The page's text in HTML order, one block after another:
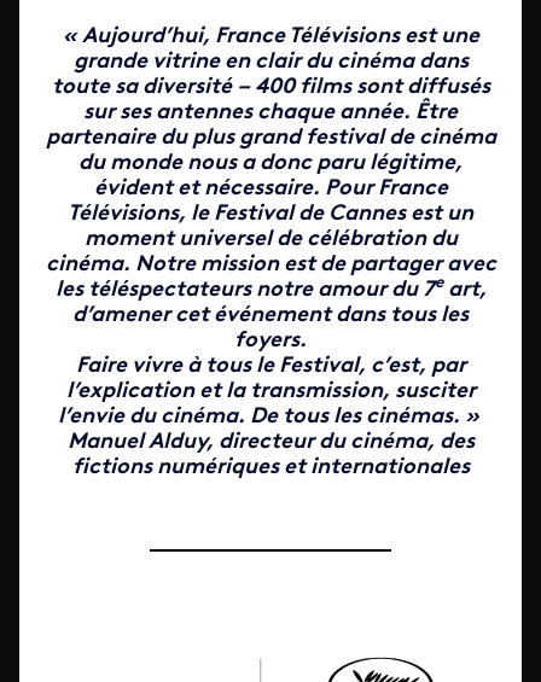
« Aujourd’hui, France Télévisions est une
grande vitrine en clair du cinéma dans
toute sa diversité – 400 films sont diffusés
sur ses antennes chaque année. Être
partenaire du plus grand festival de cinéma
du monde nous a donc paru légitime,
évident et nécessaire. Pour France
Télévisions, le Festival de Cannes est un
moment universel de célébration du
cinéma. Notre mission est de partager avec
les téléspectateurs notre amour du 7eart,
d’amener cet événement dans tous les
foyers.
Faire vivre à tous le Festival, c’est, par
l’explication et la transmission, susciter
l’envie du cinéma. De tous les cinémas. »
Manuel Alduy, directeur du cinéma, des
fictions numériques et internationales